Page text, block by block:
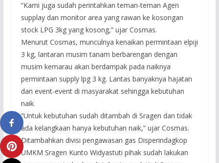
“Kami juga sudah perintahkan teman-teman Agen
supplay dan monitor area yang rawan ke kosongan
stock LPG 3kg yang kosong,” ujar Cosmas.
Menurut Cosmas, munculnya kenaikan permintaan elpiji
3 kg, lantaran musim tanam berbarengan dengan
musim kemarau akan berdampak pada naiknya
permintaan supply lpg 3 kg. Lantas banyaknya hajatan
dan event-event di masyarakat sehingga kebutuhan
naik.
“Untuk kebutuhan sudah ditambah di Sragen dan tidak
ada kelangkaan hanya kebutuhan naik,” ujar Cosmas.
Ditambahkan divisi pengawasan gas Disperindagkop
UMKM Sragen Kunto Widyastuti pihak sudah lakukan